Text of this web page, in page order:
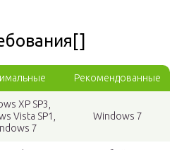
Рекомендованные
XP SP3,
Vista SP1,
7
Windows 7